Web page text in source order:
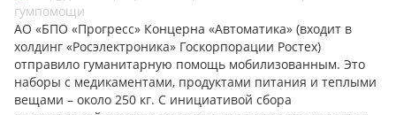
АО «БПО «Прогресс» Концерна «Автоматика» (входит в
холдинг «Росэлектроника» Госкорпорации Ростех)
отправило гуманитарную помощь мобилизованным. Это
наборы с медикаментами, продуктами питания и теплыми
вещами – около 250 кг. С инициативой сбора